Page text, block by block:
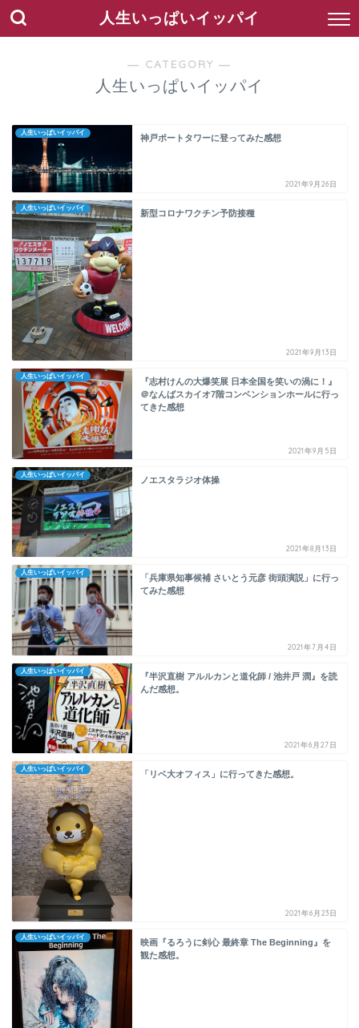
人生いっぱいイッパイ
― CATEGORY ―
人生いっぱいイッパイ
人生いっぱいイッパイ
神戸ポートタワーに登ってみた感想
2021年9月26日
人生いっぱいイッパイ
新型コロナワクチン予防接種
2021年9月13日
人生いっぱいイッパイ
『志村けんの大爆笑展 日本全国を笑いの渦に！』
＠なんばスカイオ7階コンベンションホールに行っ
てきた感想
2021年9月5日
人生いっぱいイッパイ
ノエスタラジオ体操
2021年8月13日
人生いっぱいイッパイ
「兵庫県知事候補 さいとう元彦 街頭演説」に行っ
てみた感想
2021年7月4日
人生いっぱいイッパイ
『半沢直樹 アルルカンと道化師 / 池井戸 潤』を読
んだ感想。
2021年6月27日
人生いっぱいイッパイ
「リベ大オフィス」に行ってきた感想。
2021年6月23日
人生いっぱいイッパイ
映画『るろうに剣心 最終章 The Beginning』を
観た感想。